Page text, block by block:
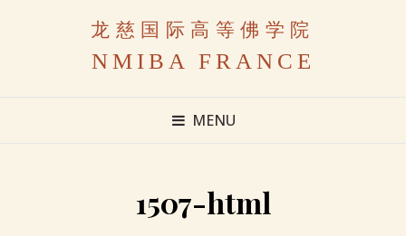
龙慈国际高等佛学院
NMIBA FRANCE
MENU
1507-html